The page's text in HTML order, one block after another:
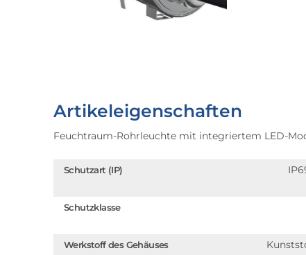
Artikeleigenschaften
Feuchtraum-Rohrleuchte mit integriertem LED-
Schutzart (IP)
Schutzklasse
Werkstoff des Gehäuses